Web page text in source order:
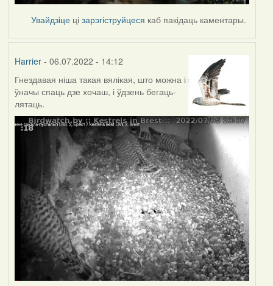
Увайдзіце цізарэгіструйцеся каб пакідаць каментары.
Harrier- 06.07.2022 - 14:12
Гнездавая ніша такая вялікая, што можна і
ўначы спаць дзе хочаш, і ўдзень бегаць-
лятаць.